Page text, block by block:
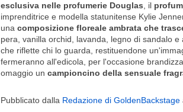
esclusiva nelle profumerie Douglas, il
imprenditrice e modella statunitense Kylie
una composizione floreale ambrata che
pera, vanilla orchid, lavanda, legno di sandalo
che riflette chi lo guarda, restituendone
fermeranno all'edicola, per l'occasione
omaggio un campioncino della sensuale
Pubblicato dalla Redazione di GoldenBackstage